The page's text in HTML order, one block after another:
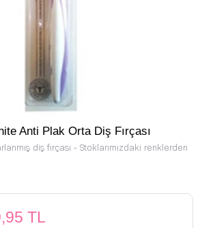
Anti Plak Orta Diş Fırçası
diş fırçası - Stoklarımızdaki renklerden
TL